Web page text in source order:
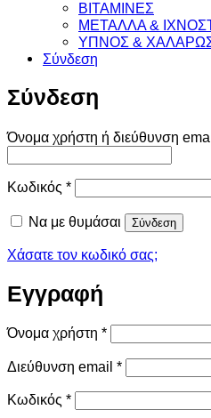
ΒΙΤΑΜΙΝΕΣ
ΜΕΤΑΛΛΑ &
ΥΠΝΟΣ &
Σύνδεση
Σύνδεση
Όνομα χρήστη ή διεύθυνση
Κωδικός *Απαιτείται
Να με θυμάσαι Σύνδεση
Χάσατε τον κωδικό σας;
Εγγραφή
Όνομα χρήστη *Απαιτείται
Διεύθυνση email *Απαιτείται
Κωδικός *Απαιτείται